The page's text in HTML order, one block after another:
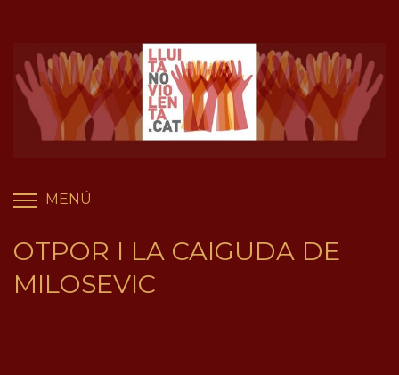
contingut
MENÚ
OTPOR I LA CAIGUDA DE
MILOSEVIC